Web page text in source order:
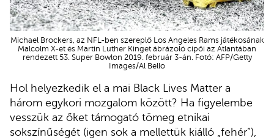
Michael Brockers, az NFL-ben szereplő Los Angeles Rams játékosának
Malcolm X-et és Martin Luther Kinget ábrázoló cipői az Atlantában
rendezett 53. Super Bowlon 2019. február 3-án. Fotó: AFP/Getty
Images/Al Bello
Hol helyezkedik el a mai Black Lives Matter a
három egykori mozgalom között? Ha figyelembe
vesszük az őket támogató tömeg etnikai
sokszínűségét (igen sok a mellettük kiálló „fehér”),